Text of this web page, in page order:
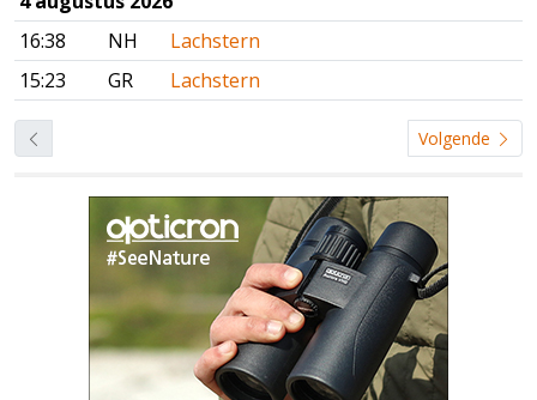
16:38
NH
Lachstern
15:23
GR Lachstern
Volgende